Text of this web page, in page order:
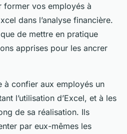
vos employés à
dans l’analyse financière.
de mettre en pratique
apprises pour les ancrer
à confier aux employés un
l’utilisation d’Excel, et à les
de sa réalisation. Ils
par eux-mêmes les